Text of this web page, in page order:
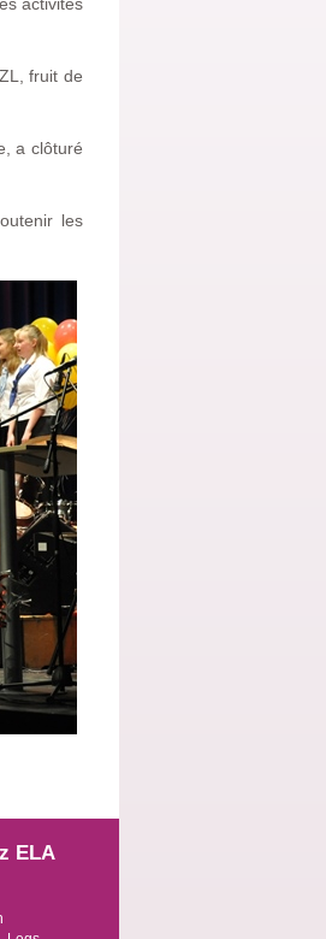
fruit de
a clôturé
les
ELA